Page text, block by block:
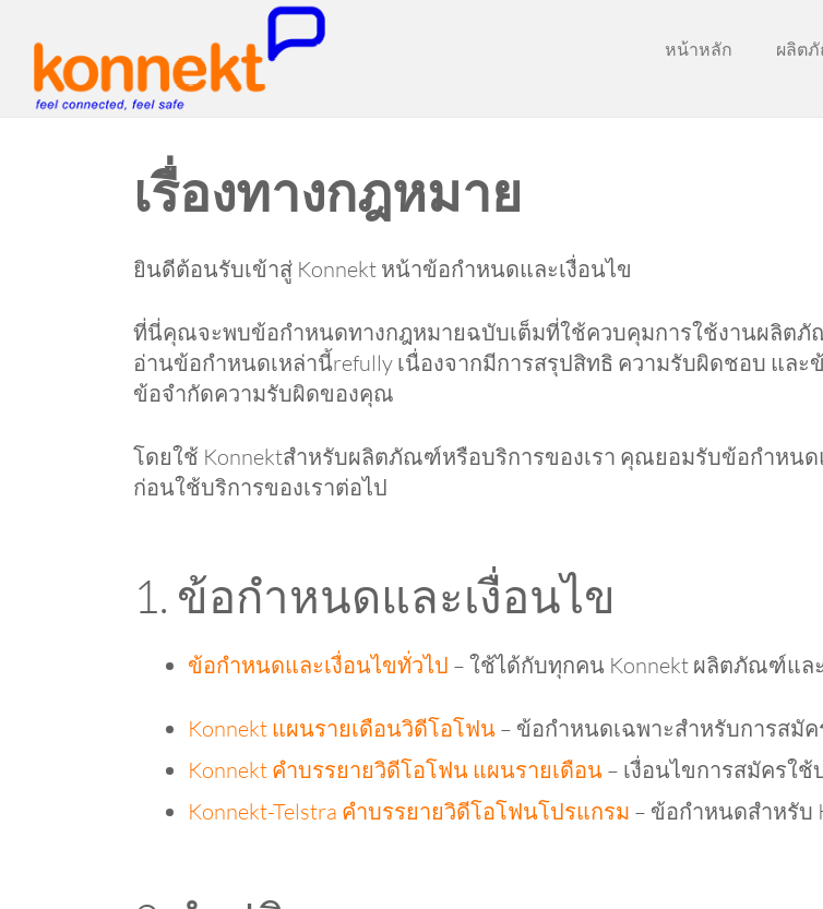
หน้าหลัก ผลิต
เรื่องทางกฎหมาย
ยินดีต้อนรับเข้าสู่ Konnekt หน้าข้อกำหนดและเงื่อนไข
ที่นี่คุณจะพบข้อกำหนดทางกฎหมายฉบับเต็มที่ใช้ควบคุมการใช้งานผลิตภั
อ่านข้อกำหนดเหล่านี้refully เนื่องจากมีการสรุปสิทธิ ความรับผิดชอบ แล
ข้อจำกัดความรับผิดของคุณ
โดยใช้ Konnektสำหรับผลิตภัณฑ์หรือบริการของเรา คุณยอมรับข้อกำหนด
ก่อนใช้บริการของเราต่อไป
1. ข้อกำหนดและเงื่อนไข
ข้อกำหนดและเงื่อนไขทั่วไป – ใช้ได้กับทุกคน Konnekt ผลิตภัณฑ์แล
Konnekt แผนรายเดือนวิดีโอโฟน – ข้อกำหนดเฉพาะสำหรับการสมั
Konnekt คำบรรยายวิดีโอโฟน แผนรายเดือน – เงื่อนไขการสมัครใช้
Konnekt-Telstra คำบรรยายวิดีโอโฟนโปรแกรม – ข้อกำหนดสำหรับ